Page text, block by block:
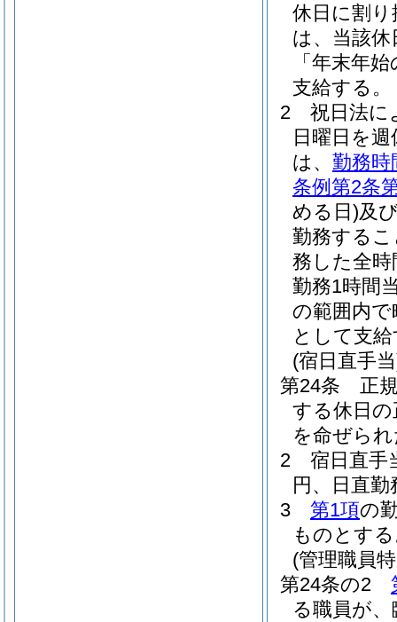
休日に割
は、当該
「年末年
支給する。
2
祝日法に
日曜日を
は、 勤務時
条例第2条
める日)及
勤務する
務した全
勤務1時間
の範囲内
として支
(宿日直手
第24条
正
する休日
を命ぜら
2
宿日直手
円、日直
3
第1項の
ものとす
(管理職員
第24条の2
る職員が